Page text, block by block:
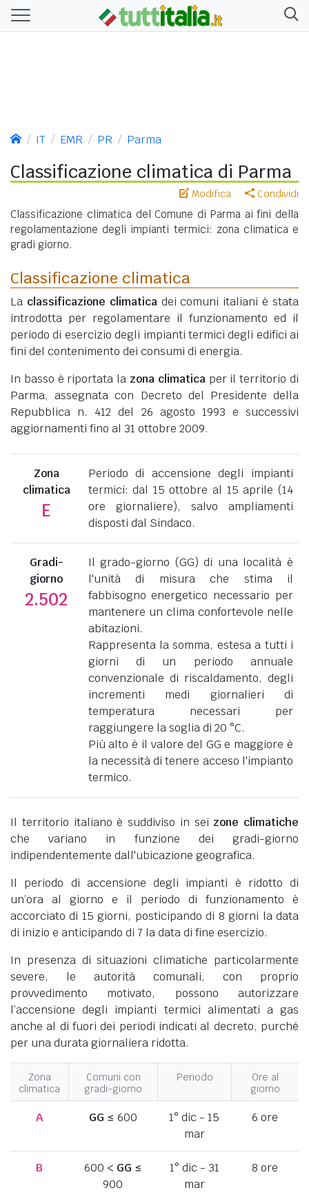
IT EMR PR Parma
Classificazione climatica di Parma
Modifica Condividi
Classificazione climatica del Comune di Parma ai fini della
regolamentazione degli impianti termici: zona climatica e
gradi giorno.
Classificazione climatica
La classificazione climaticadei comuni italiani è stata
introdotta per regolamentare il funzionamento ed il
periodo di esercizio degli impianti termici degli edifici ai
fini del contenimento dei consumi di energia.
In basso è riportata la zona climaticaper il territorio di
Parma, assegnata con Decreto del Presidente della
Repubblica n. 412 del 26 agosto 1993 e successivi
aggiornamenti fino al 31 ottobre 2009.
Zona
climatica
E
Periodo di accensione degli impianti
termici: dal 15 ottobre al 15 aprile (14
ore giornaliere), salvo ampliamenti
disposti dal Sindaco.
Gradi-
giorno
2.502
Il grado-giorno (GG) di una località è
l'unità di misura che stima il
fabbisogno energetico necessario per
mantenere un clima confortevole nelle
abitazioni.
Rappresenta la somma, estesa a tutti i
giorni di un periodo annuale
convenzionale di riscaldamento, degli
incrementi medi giornalieri di
temperatura necessari per
raggiungere la soglia di 20 °C.
Più alto è il valore del GG e maggiore è
la necessità di tenere acceso l'impianto
termico.
Il territorio italiano è suddiviso in sei zone climatiche
che variano in funzione dei gradi-giorno
indipendentemente dall'ubicazione geografica.
Il periodo di accensione degli impianti è ridotto di
un’ora al giorno e il periodo di funzionamento è
accorciato di 15 giorni, posticipando di 8 giorni la data
di inizio e anticipando di 7 la data di fine esercizio.
In presenza di situazioni climatiche particolarmente
severe, le autorità comunali, con proprio
provvedimento motivato, possono autorizzare
l’accensione degli impianti termici alimentati a gas
anche al di fuori dei periodi indicati al decreto, purché
per una durata giornaliera ridotta.
Zona
climatica
Comuni con
gradi-giorno
Periodo
Ore al
giorno
A GG ≤ 600
1° dic - 15
mar
6 ore
B 600 < GG ≤
900
1° dic - 31
mar
8 ore